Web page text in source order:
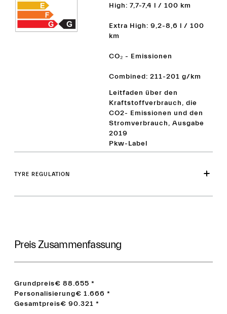
High: 7,7-7,4 l / 100 km
Extra High: 9,2-8,6 l / 100
km
CO₂ - Emissionen
Combined: 211-201 g/km
Leitfaden über den
Kraftstoffverbrauch, die
CO2- Emissionen und den
Stromverbrauch, Ausgabe
2019
Pkw-Label
TYRE REGULATION
Preis Zusammenfassung
Grundpreis€ 88.655 *
Personalisierung€ 1.666 *
Gesamtpreis€ 90.321 *